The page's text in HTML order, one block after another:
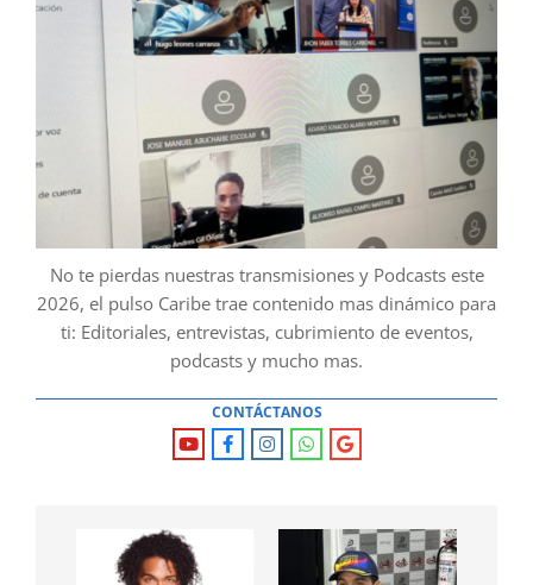
No te pierdas nuestras transmisiones y Podcasts este
2026, el pulso Caribe trae contenido mas dinámico para
ti: Editoriales, entrevistas, cubrimiento de eventos,
podcasts y mucho mas.
CONTÁCTANOS